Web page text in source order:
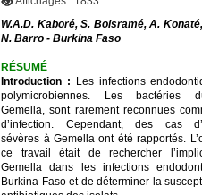
W.A.D. Kaboré, S. Boisramé, A.
N. Barro - Burkina Faso
RÉSUMÉ
Introduction : Les infections
polymicrobiennes. Les bactéries
Gemella, sont rarement reconnues
d’infection. Cependant, des cas
sévères à Gemella ont été rapportés.
ce travail était de rechercher
Gemella dans les infections
Burkina Faso et de déterminer la